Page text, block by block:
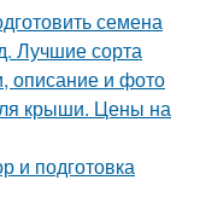
семена
Лучшие сорта
описание и фото
крыши. Цены на
и подготовка